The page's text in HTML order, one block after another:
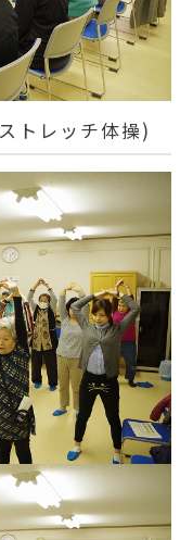
トレッチ体操)